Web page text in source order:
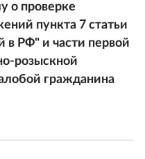
о проверке
пункта 7 статьи
в РФ" и части первой
розыскной
гражданина